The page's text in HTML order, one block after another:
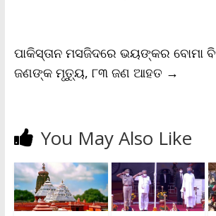
ପାକିସ୍ତାନ ମସଜିଦରେ ଭୟଙ୍କର ବୋମା
ଜଣଙ୍କ ମୃତ୍ୟୁ, ୮୩ ଜଣ ଆହତ →
You May Also Like